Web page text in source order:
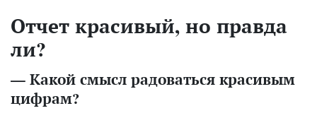
Отчет красивый, но правда
ли?
— Какой смысл радоваться красивым
цифрам?